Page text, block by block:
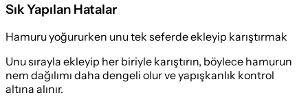
Sık Yapılan Hatalar
Hamuru yoğururken unu tek seferde ekleyip karıştırmak
Unu sırayla ekleyip her biriyle karıştırın, böylece hamurun
nem dağılımı daha dengeli olur ve yapışkanlık kontrol
altına alınır.